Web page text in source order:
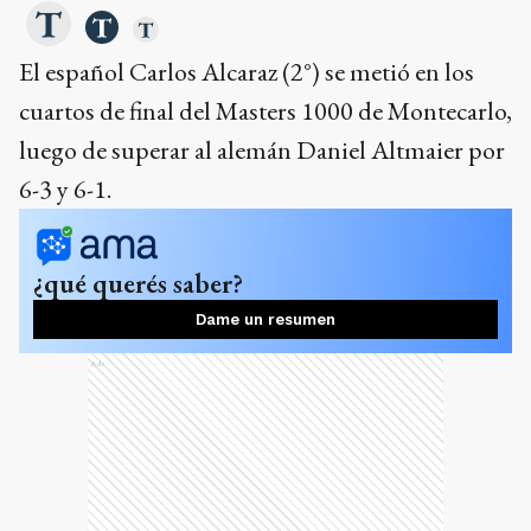
El español Carlos Alcaraz (2°) se metió en los
cuartos de final del Masters 1000 de Montecarlo,
luego de superar al alemán Daniel Altmaier por
6-3 y 6-1.
¿qué querés saber?
Dame un resumen
Ads